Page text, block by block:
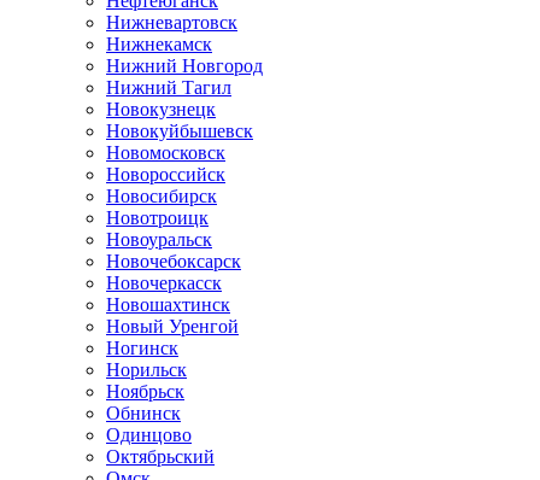
Нижневартовск
Нижнекамск
Нижний Новгород
Нижний Тагил
Новокузнецк
Новокуйбышевск
Новомосковск
Новороссийск
Новосибирск
Новотроицк
Новоуральск
Новочебоксарск
Новочеркасск
Новошахтинск
Новый Уренгой
Ногинск
Норильск
Ноябрьск
Обнинск
Одинцово
Октябрьский